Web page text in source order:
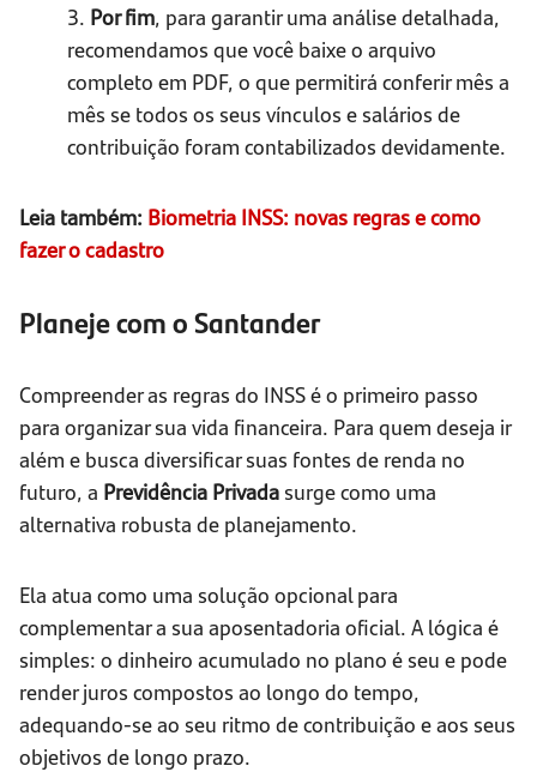
3. Por fim, para garantir uma análise detalhada,
recomendamos que você baixe o arquivo
completo em PDF, o que permitirá conferir mês a
mês se todos os seus vínculos e salários de
contribuição foram contabilizados devidamente.
Leia também: Biometria INSS: novas regras e como
fazer o cadastro
Planeje com o Santander
Compreender as regras do INSS é o primeiro passo
para organizar sua vida financeira. Para quem deseja ir
além e busca diversificar suas fontes de renda no
futuro, a Previdência Privada surge como uma
alternativa robusta de planejamento.
Ela atua como uma solução opcional para
complementar a sua aposentadoria oficial. A lógica é
simples: o dinheiro acumulado no plano é seu e pode
render juros compostos ao longo do tempo,
adequando-se ao seu ritmo de contribuição e aos seus
objetivos de longo prazo.